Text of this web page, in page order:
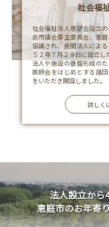
社会福
社会福祉法人恵望会設立
め市議会厚生委員会、恵
協議され、民間法人によ
５２年７月２９日に設立し
法人や施設の基盤形成の
医師会をはじめとする諸
をいただき開設しました。
詳しく
法人設立から
恵庭市のお年寄